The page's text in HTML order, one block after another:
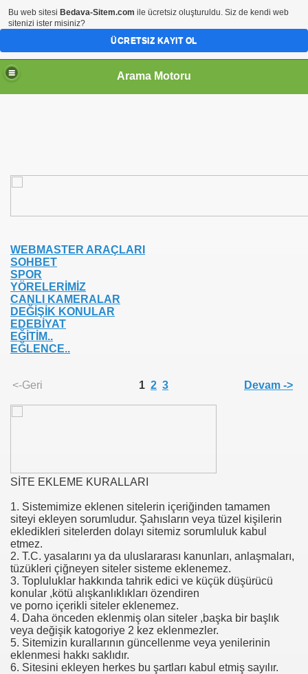
Arama Motoru
WEBMASTER ARAÇLARI
SOHBET
SPOR
YÖRELERİMİZ
CANLI KAMERALAR
DEĞİŞİK KONULAR
EDEBİYAT
EĞİTİM..
EĞLENCE..
<-Geri 1 2 3 Devam ->
SİTE EKLEME KURALLARI
1. Sistemimize eklenen sitelerin içeriğinden tamamen
siteyi ekleyen sorumludur. Şahısların veya tüzel kişilerin
ekledikleri sitelerden dolayı sitemiz sorumluluk kabul
etmez.
2. T.C. yasalarını ya da uluslararası kanunları, anlaşmaları,
tüzükleri çiğneyen siteler sisteme eklenemez.
3. Topluluklar hakkında tahrik edici ve küçük düşürücü
konular ,kötü alışkanlıklıkları özendiren
ve porno içerikli siteler eklenemez.
4. Daha önceden eklenmiş olan siteler ,başka bir başlık
veya değişik katogoriye 2 kez eklenmezler.
5. Sitemizin kurallarının güncellenme veya yenilerinin
eklenmesi hakkı saklıdır.
6. Sitesini ekleyen herkes bu şartları kabul etmiş sayılır.
Bu web sitesi Bedava-Sitem.com ile ücretsiz oluşturuldu. Siz de kendi web
sitenizi ister misiniz?
ÜCRETSIZ KAYIT OL